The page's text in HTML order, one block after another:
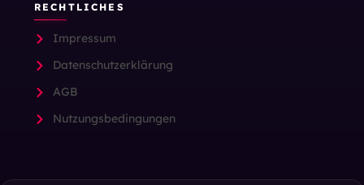
RECHTLICHES
Impressum
Datenschutzerklärung
AGB
Nutzungsbedingungen